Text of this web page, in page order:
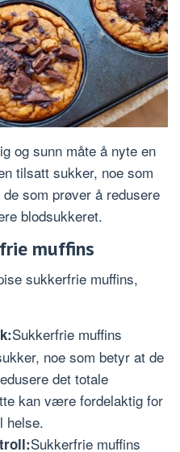
og sunn måte å nyte en
tilsatt sukker, noe som
som prøver å redusere
blodsukkeret.
muffins
sukkerfrie muffins,
Sukkerfrie muffins
noe som betyr at de
det totale
kan være fordelaktig for
helse.
Sukkerfrie muffins